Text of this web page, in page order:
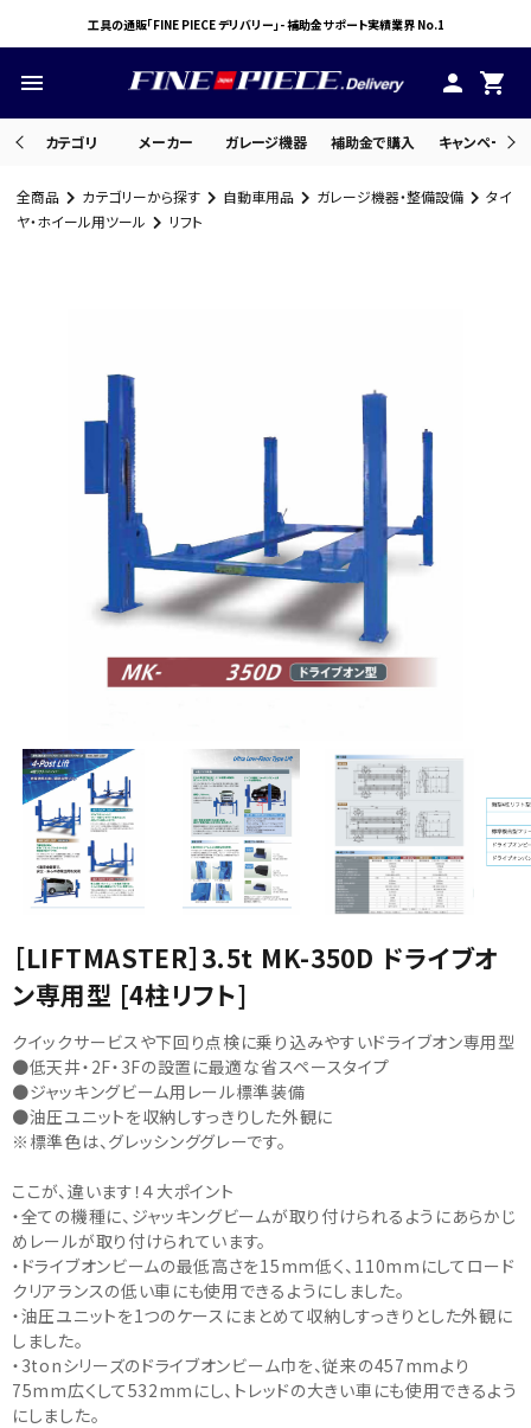
工具の通販「FINE PIECE デリバリー」- 補助金サポート実績業界 No.1
menu person shopping_cart
カテゴリ メーカー ガレージ機器 補助金で購入 キャンペーン
ログイン
メーカーから選ぶ
ガレージ機器
補助金で購入
全商品 カテゴリーから探す 自動車用品 ガレージ機器・整備設備
タイ
ヤ・ホイール用ツール
リフト
［LIFTMASTER］3.5t MK-350D ドライブオ
ン専用型 [4柱リフト]
クイックサービスや下回り点検に乗り込みやすいドライブオン専用型
●低天井・2F・3Fの設置に最適な省スペースタイプ
●ジャッキングビーム用レール標準装備
●油圧ユニットを収納しすっきりした外観に
※標準色は、グレッシンググレーです。
ここが、違います！４大ポイント
・全ての機種に、ジャッキングビームが取り付けられるようにあらかじ
めレールが取り付けられています。
・ドライブオンビームの最低高さを15mm低く、110mmにしてロード
クリアランスの低い車にも使用できるようにしました。
・油圧ユニットを1つのケースにまとめて収納しすっきりとした外観に
しました。
・3tonシリーズのドライブオンビーム巾を、従来の457mmより
75mm広くして532mmにし、トレッドの大きい車にも使用できるよう
にしました。